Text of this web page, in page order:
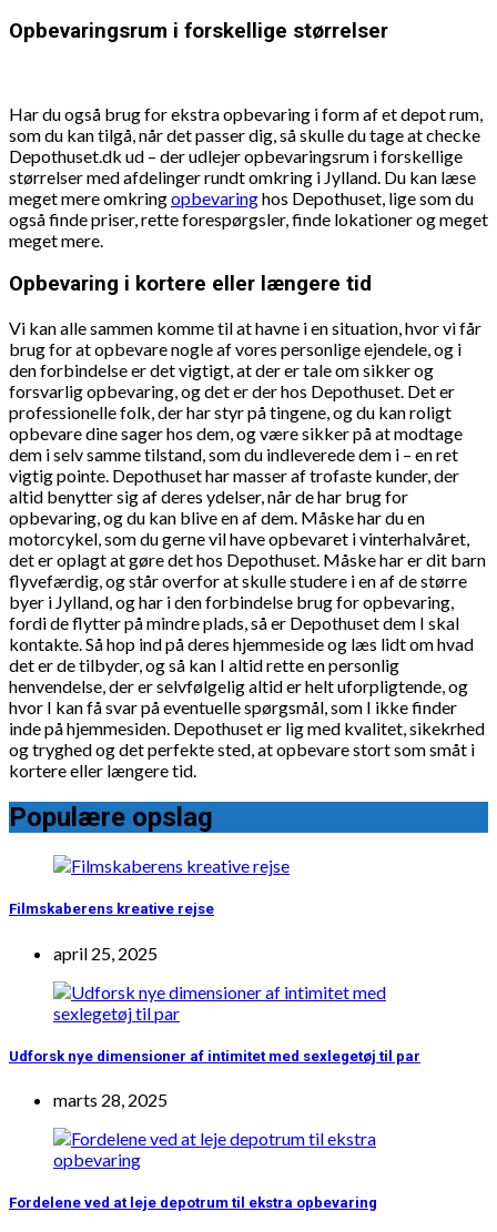
Opbevaringsrum i forskellige størrelser
Har du også brug for ekstra opbevaring i form af et depot rum,
som du kan tilgå, når det passer dig, så skulle du tage at checke
Depothuset.dk ud – der udlejer opbevaringsrum i forskellige
størrelser med afdelinger rundt omkring i Jylland. Du kan læse
meget mere omkringopbevaringhos Depothuset, lige som du
også finde priser, rette forespørgsler, finde lokationer og meget
meget mere.
Opbevaring i kortere eller længere tid
Vi kan alle sammen komme til at havne i en situation, hvor vi får
brug for at opbevare nogle af vores personlige ejendele, og i
den forbindelse er det vigtigt, at der er tale om sikker og
forsvarlig opbevaring, og det er der hos Depothuset. Det er
professionelle folk, der har styr på tingene, og du kan roligt
opbevare dine sager hos dem, og være sikker på at modtage
dem i selv samme tilstand, som du indleverede dem i – en ret
vigtig pointe. Depothuset har masser af trofaste kunder, der
altid benytter sig af deres ydelser, når de har brug for
opbevaring, og du kan blive en af dem. Måske har du en
motorcykel, som du gerne vil have opbevaret i vinterhalvåret,
det er oplagt at gøre det hos Depothuset. Måske har er dit barn
flyvefærdig, og står overfor at skulle studere i en af de større
byer i Jylland, og har i den forbindelse brug for opbevaring,
fordi de flytter på mindre plads, så er Depothuset dem I skal
kontakte. Så hop ind på deres hjemmeside og læs lidt om hvad
det er de tilbyder, og så kan I altid rette en personlig
henvendelse, der er selvfølgelig altid er helt uforpligtende, og
hvor I kan få svar på eventuelle spørgsmål, som I ikke finder
inde på hjemmesiden. Depothuset er lig med kvalitet, sikekrhed
og tryghed og det perfekte sted, at opbevare stort som småt i
kortere eller længere tid.
Populære opslag
Filmskaberens kreative rejse
april 25, 2025
Udforsk nye dimensioner af intimitet med sexlegetøj til par
marts 28, 2025
Fordelene ved at leje depotrum til ekstra opbevaring